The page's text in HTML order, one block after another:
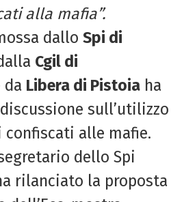
alla mafia”.
dallo Spi di
Cgil di
da Libera di Pistoia ha
sull’utilizzo
confiscati alle mafie.
dello Spi
rilanciato la proposta